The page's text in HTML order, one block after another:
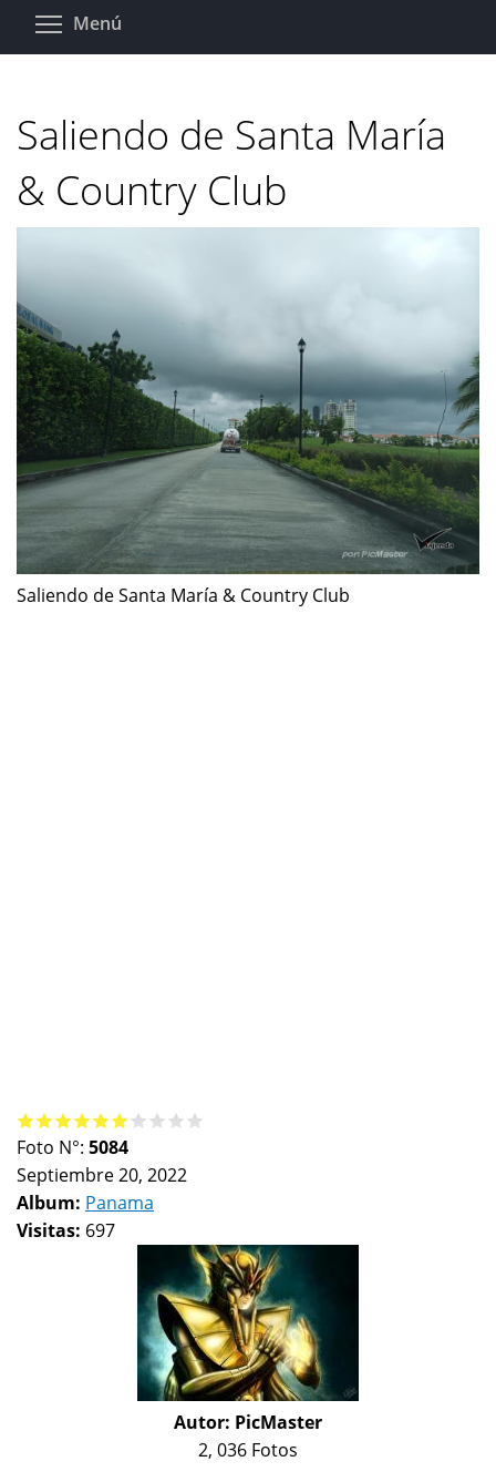
Pasar
Menú
Saliendo de Santa María
& Country Club
Saliendo de Santa María & Country Club
Foto N°: 5084
Septiembre 20, 2022
Album: Panama
Visitas: 697
Autor: PicMaster
2, 036 Fotos